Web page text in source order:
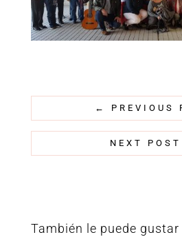
← PREVIOUS
NEXT POST
También le puede gustar